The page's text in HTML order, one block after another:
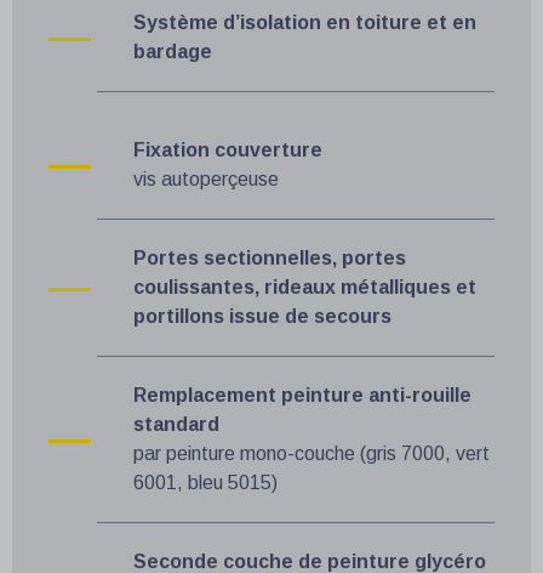
Système d’isolation en toiture et en
bardage
Fixation couverture
vis autoperçeuse
Portes sectionnelles, portes
coulissantes, rideaux métalliques et
portillons issue de secours
Remplacement peinture anti-rouille
standard
par peinture mono-couche (gris 7000, vert
6001, bleu 5015)
Seconde couche de peinture glycéro